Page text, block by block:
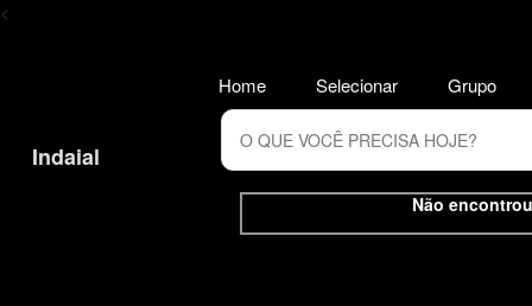
<
Indaial
Não
Home Selecionar Grupo